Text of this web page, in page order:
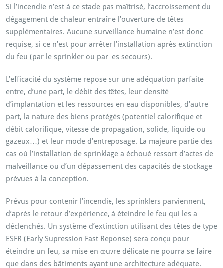
Si l’incendie n’est à ce stade pas maîtrisé, l’accroissement du
dégagement de chaleur entraîne l’ouverture de têtes
supplémentaires. Aucune surveillance humaine n’est donc
requise, si ce n’est pour arrêter l’installation après extinction
du feu (par le sprinkler ou par les secours).
L’efficacité du système repose sur une adéquation parfaite
entre, d’une part, le débit des têtes, leur densité
d’implantation et les ressources en eau disponibles, d’autre
part, la nature des biens protégés (potentiel calorifique et
débit calorifique, vitesse de propagation, solide, liquide ou
gazeux…) et leur mode d’entreposage. La majeure partie des
cas où l’installation de sprinklage a échoué ressort d’actes de
malveillance ou d’un dépassement des capacités de stockage
prévues à la conception.
Prévus pour contenir l’incendie, les sprinklers parviennent,
d’après le retour d’expérience, à éteindre le feu qui les a
déclenchés. Un système d’extinction utilisant des têtes de type
ESFR (Early Supression Fast Reponse) sera conçu pour
éteindre un feu, sa mise en œuvre délicate ne pourra se faire
que dans des bâtiments ayant une architecture adéquate.